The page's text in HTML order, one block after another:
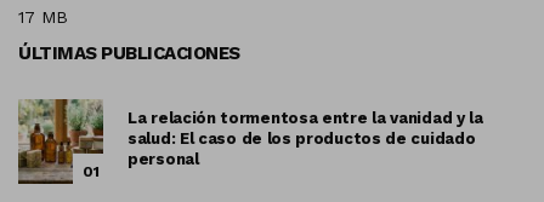
17 MB
ÚLTIMAS PUBLICACIONES
01
La relación tormentosa entre la vanidad y la
salud: El caso de los productos de cuidado
personal